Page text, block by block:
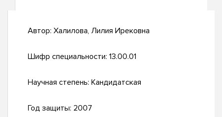
Автор: Халилова, Лилия Ирековна
Шифр специальности: 13.00.01
Научная степень: Кандидатская
Год защиты: 2007